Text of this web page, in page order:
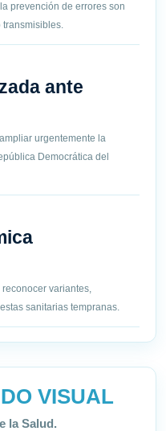
prevención de errores son
transmisibles.
ante
urgentemente la
Democrática del
variantes,
sanitarias tempranas.
VISUAL
la Salud.